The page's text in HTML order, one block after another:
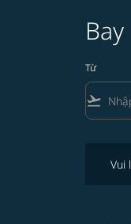
Từ
flight_takeoff
Vui